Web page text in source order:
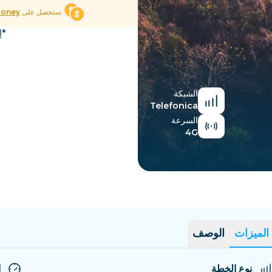
استكشف جميع الوجهات
الشبكة
Telefonica
السرعة
4G
ستحصل على
الميزات الوصف
نوع الخطة